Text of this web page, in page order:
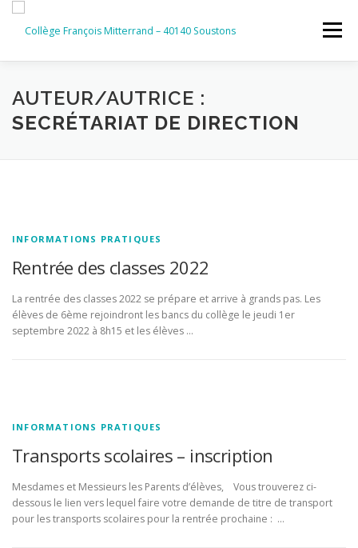
contenu
Menu
ACCUEIL RUBRIQUES
AUTEUR/AUTRICE :
SECRÉTARIAT DE DIRECTION
INFORMATIONS PRATIQUES
Rentrée des classes 2022
La rentrée des classes 2022 se prépare et arrive à grands pas. Les
élèves de 6ème rejoindront les bancs du collège le jeudi 1er
septembre 2022 à 8h15 et les élèves …
INFORMATIONS PRATIQUES
Transports scolaires – inscription
Mesdames et Messieurs les Parents d’élèves, Vous trouverez ci-
dessous le lien vers lequel faire votre demande de titre de transport
pour les transports scolaires pour la rentrée prochaine : …